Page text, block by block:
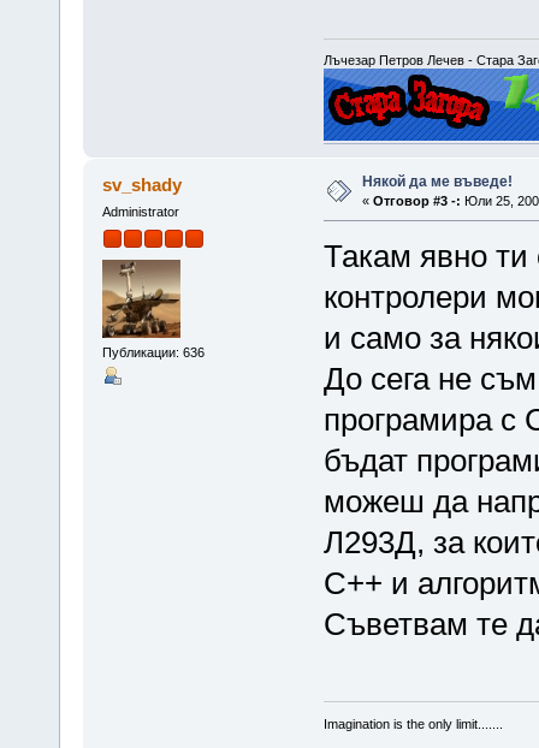
Лъчезар Петров Лечев - Стара
sv_shady
Administrator
Публикации: 636
Някой да ме въведе!
« Отговор #3 -: Юли 25,
Такам явно ти
контролери
и само за
До сега не
програмира с
бъдат
можеш да
Л293Д, за
С++ и
Съветвам те
Imagination is the only limit.......